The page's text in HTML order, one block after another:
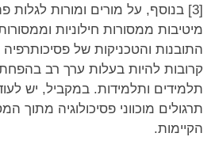
[3] בנוסף, על מורים ומורות
מיטיבות ממסורות חילוניות
התובנות והטכניקות של פסיכותרפיה
קרובות להיות בעלות ערך רב
תלמידים ותלמידות. במקביל, יש
תרגולים מוכווני פסיכולוגיה מתוך
הקיימות.